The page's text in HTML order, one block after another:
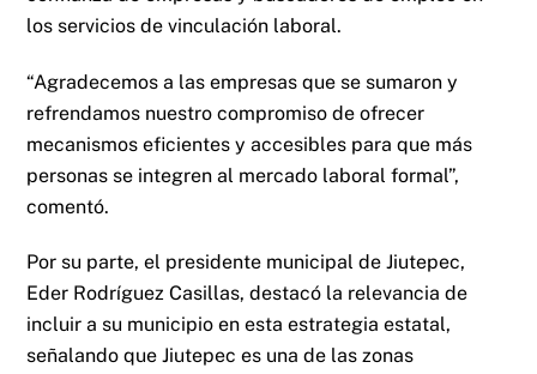
los servicios de vinculación laboral.
“Agradecemos a las empresas que se sumaron y
refrendamos nuestro compromiso de ofrecer
mecanismos eficientes y accesibles para que más
personas se integren al mercado laboral formal”,
comentó.
Por su parte, el presidente municipal de Jiutepec,
Eder Rodríguez Casillas, destacó la relevancia de
incluir a su municipio en esta estrategia estatal,
señalando que Jiutepec es una de las zonas